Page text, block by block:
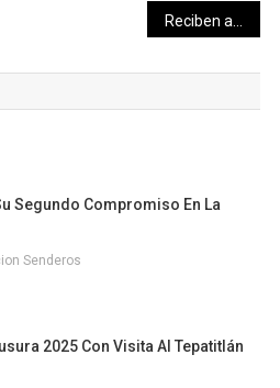
Segundo Compromiso En La
Senderos
2025 Con Visita Al Tepatitlán